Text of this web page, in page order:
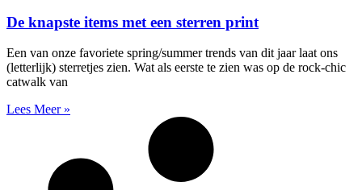
De knapste items met een sterren print
Een van onze favoriete spring/summer trends van dit jaar laat ons
(letterlijk) sterretjes zien. Wat als eerste te zien was op de rock-chic
catwalk van
Lees Meer »